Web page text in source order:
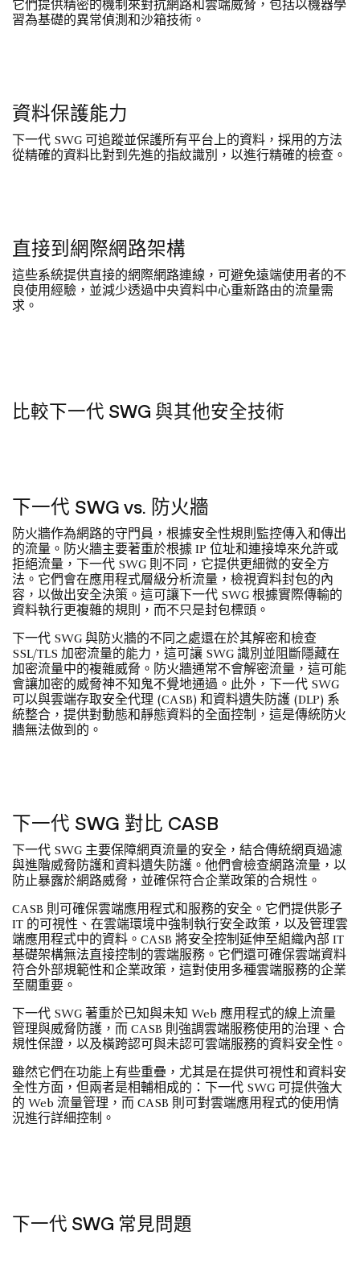
它們提供精密的機制來對抗網路和雲端威脅，包括以機器學
習為基礎的異常偵測和沙箱技術。
資料保護能力
下一代 SWG 可追蹤並保護所有平台上的資料，採用的方法
從精確的資料比對到先進的指紋識別，以進行精確的檢查。
直接到網際網路架構
這些系統提供直接的網際網路連線，可避免遠端使用者的不
良使用經驗，並減少透過中央資料中心重新路由的流量需
求。
比較下一代 SWG 與其他安全技術
下一代 SWG vs. 防火牆
防火牆作為網路的守門員，根據安全性規則監控傳入和傳出
的流量。防火牆主要著重於根據 IP 位址和連接埠來允許或
拒絕流量，下一代 SWG 則不同，它提供更細微的安全方
法。它們會在應用程式層級分析流量，檢視資料封包的內
容，以做出安全決策。這可讓下一代 SWG 根據實際傳輸的
資料執行更複雜的規則，而不只是封包標頭。
下一代 SWG 與防火牆的不同之處還在於其解密和檢查
SSL/TLS 加密流量的能力，這可讓 SWG 識別並阻斷隱藏在
加密流量中的複雜威脅。防火牆通常不會解密流量，這可能
會讓加密的威脅神不知鬼不覺地通過。此外，下一代 SWG
可以與雲端存取安全代理 (CASB) 和資料遺失防護 (DLP) 系
統整合，提供對動態和靜態資料的全面控制，這是傳統防火
牆無法做到的。
下一代 SWG 對比 CASB
下一代 SWG 主要保障網頁流量的安全，結合傳統網頁過濾
與進階威脅防護和資料遺失防護。他們會檢查網路流量，以
防止暴露於網路威脅，並確保符合企業政策的合規性。
CASB 則可確保雲端應用程式和服務的安全。它們提供影子
IT 的可視性、在雲端環境中強制執行安全政策，以及管理雲
端應用程式中的資料。CASB 將安全控制延伸至組織內部 IT
基礎架構無法直接控制的雲端服務。它們還可確保雲端資料
符合外部規範性和企業政策，這對使用多種雲端服務的企業
至關重要。
下一代 SWG 著重於已知與未知 Web 應用程式的線上流量
管理與威脅防護，而 CASB 則強調雲端服務使用的治理、合
規性保證，以及橫跨認可與未認可雲端服務的資料安全性。
雖然它們在功能上有些重疊，尤其是在提供可視性和資料安
全性方面，但兩者是相輔相成的：下一代 SWG 可提供強大
的 Web 流量管理，而 CASB 則可對雲端應用程式的使用情
況進行詳細控制。
下一代 SWG 常見問題